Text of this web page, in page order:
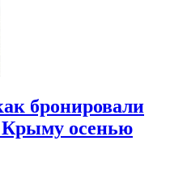
бронировали
Крыму осенью